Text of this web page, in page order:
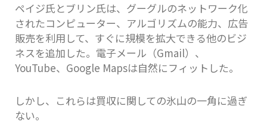
ペイジ氏とブリン氏は、グーグルのネットワーク化
されたコンピューター、アルゴリズムの能力、広告
販売を利用して、すぐに規模を拡大できる他のビジ
ネスを追加した。電子メール（Gmail）、
YouTube、Google Mapsは自然にフィットした。
しかし、これらは買収に関しての氷山の一角に過ぎ
ない。